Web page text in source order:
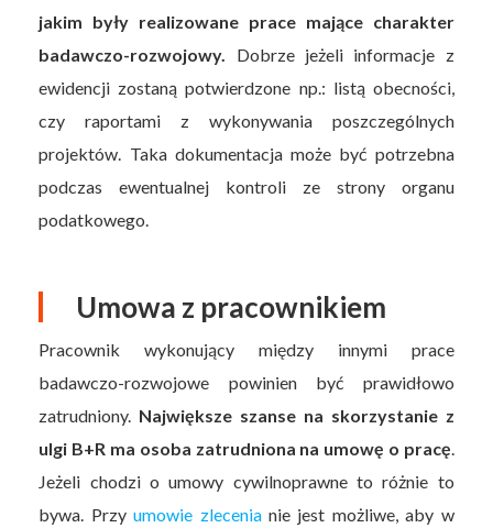
jakim były realizowane prace mające charakter
badawczo-rozwojowy. Dobrze jeżeli informacje z
ewidencji zostaną potwierdzone np.: listą obecności,
czy raportami z wykonywania poszczególnych
projektów. Taka dokumentacja może być potrzebna
podczas ewentualnej kontroli ze strony organu
podatkowego.
Umowa z pracownikiem
Pracownik wykonujący między innymi prace
badawczo-rozwojowe powinien być prawidłowo
zatrudniony. Największe szanse na skorzystanie z
ulgi B+R ma osoba zatrudniona na umowę o pracę.
Jeżeli chodzi o umowy cywilnoprawne to różnie to
bywa. Przyumowie zlecenianie jest możliwe, aby w